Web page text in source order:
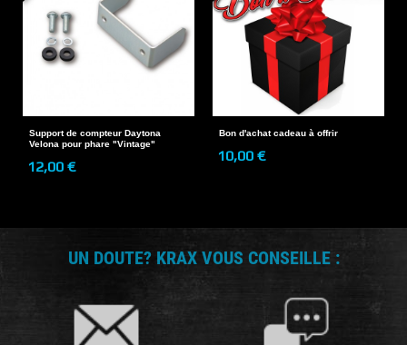
Support de compteur Daytona
Velona pour phare "Vintage"
12,00 €
Bon d'achat cadeau à offrir
10,00 €
UN DOUTE? KRAX VOUS CONSEILLE :